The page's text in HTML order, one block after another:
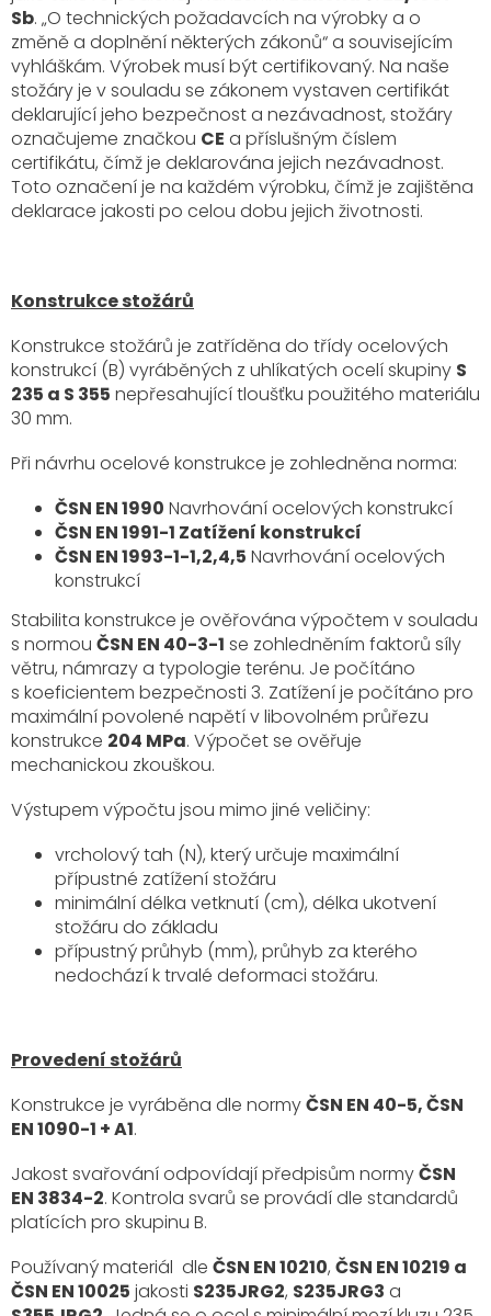
Sb. „O technických požadavcích na výrobky a o
změně a doplnění některých zákonů“ a souvisejícím
vyhláškám. Výrobek musí být certifikovaný. Na naše
stožáry je v souladu se zákonem vystaven certifikát
deklarující jeho bezpečnost a nezávadnost, stožáry
označujeme značkou CE a příslušným číslem
certifikátu, čímž je deklarována jejich nezávadnost.
Toto označení je na každém výrobku, čímž je zajištěna
deklarace jakosti po celou dobu jejich životnosti.
Konstrukce stožárů
Konstrukce stožárů je zatříděna do třídy ocelových
konstrukcí (B) vyráběných z uhlíkatých ocelí skupiny S
235 a S 355 nepřesahující tloušťku použitého materiálu
30 mm.
Při návrhu ocelové konstrukce je zohledněna norma:
ČSN EN 1990 Navrhování ocelových konstrukcí
ČSN EN 1991-1 Zatížení konstrukcí
ČSN EN 1993-1-1,2,4,5 Navrhování ocelových
konstrukcí
Stabilita konstrukce je ověřována výpočtem v souladu
s normou ČSN EN 40-3-1 se zohledněním faktorů síly
větru, námrazy a typologie terénu. Je počítáno
s koeficientem bezpečnosti 3. Zatížení je počítáno pro
maximální povolené napětí v libovolném průřezu
konstrukce 204 MPa. Výpočet se ověřuje
mechanickou zkouškou.
Výstupem výpočtu jsou mimo jiné veličiny:
vrcholový tah (N), který určuje maximální
přípustné zatížení stožáru
minimální délka vetknutí (cm), délka ukotvení
stožáru do základu
přípustný průhyb (mm), průhyb za kterého
nedochází k trvalé deformaci stožáru.
Provedení stožárů
Konstrukce je vyráběna dle normyČSN EN 40-5, ČSN
EN 1090-1 + A1.
Jakost svařování odpovídají předpisům normyČSN
EN 3834-2. Kontrola svarů se provádí dle standardů
platících pro skupinu B.
Používaný materiál dle ČSN EN 10210, ČSN EN 10219 a
ČSN EN 10025 jakosti S235JRG2, S235JRG3 a